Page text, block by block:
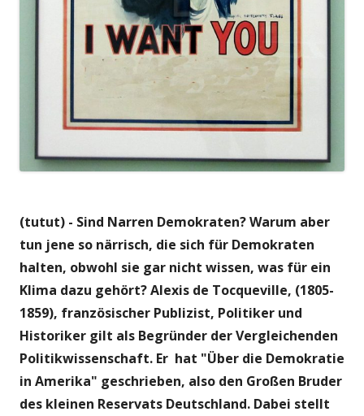
(tutut) - Sind Narren Demokraten? Warum aber
tun jene so närrisch, die sich für Demokraten
halten, obwohl sie gar nicht wissen, was für ein
Klima dazu gehört? Alexis de Tocqueville, (1805-
1859), französischer Publizist, Politiker und
Historiker gilt als Begründer der Vergleichenden
Politikwissenschaft. Er hat "Über die Demokratie
in Amerika" geschrieben, also den Großen Bruder
des kleinen Reservats Deutschland. Dabei stellt